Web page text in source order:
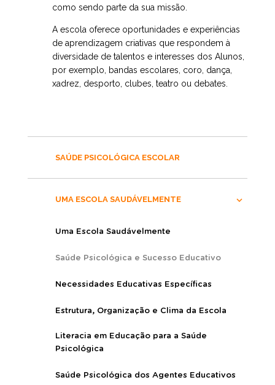
como sendo parte da sua missão.
A escola oferece oportunidades e experiências
de aprendizagem criativas que respondem à
diversidade de talentos e interesses dos Alunos,
por exemplo, bandas escolares, coro, dança,
xadrez, desporto, clubes, teatro ou debates.
SAÚDE PSICOLÓGICA ESCOLAR
UMA ESCOLA SAUDÁVELMENTE
Uma Escola Saudávelmente
Saúde Psicológica e Sucesso Educativo
Necessidades Educativas Específicas
Estrutura, Organização e Clima da Escola
Literacia em Educação para a Saúde
Psicológica
Saúde Psicológica dos Agentes Educativos